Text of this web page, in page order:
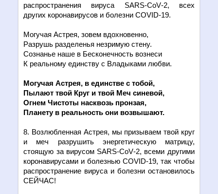
распространения вируса SARS-CoV-2, всех
других коронавирусов и болезниCOVID-19.
Могучая Астрея, зовем вдохновенно,
Разрушь разделенья незримую стену.
Сознанье наше в Бесконечность вознеси
К реальному единству с Владыками любви.
Могучая Астрея, в единcтве с тобой,
Пылают твой Круг и твой Меч синевой,
Огнем Чистоты насквозь пронзая,
Планету в реальность они возвышают.
8. Возлюбленная Астрея, мы призываем твой круг
и меч разрушить энергетическую матрицу,
стоящую за вирусом SARS-CoV-2, всеми другими
коронавирусами и болезнью COVID-19, так чтобы
распространение вируса и болезни остановилось
СЕЙЧАС!